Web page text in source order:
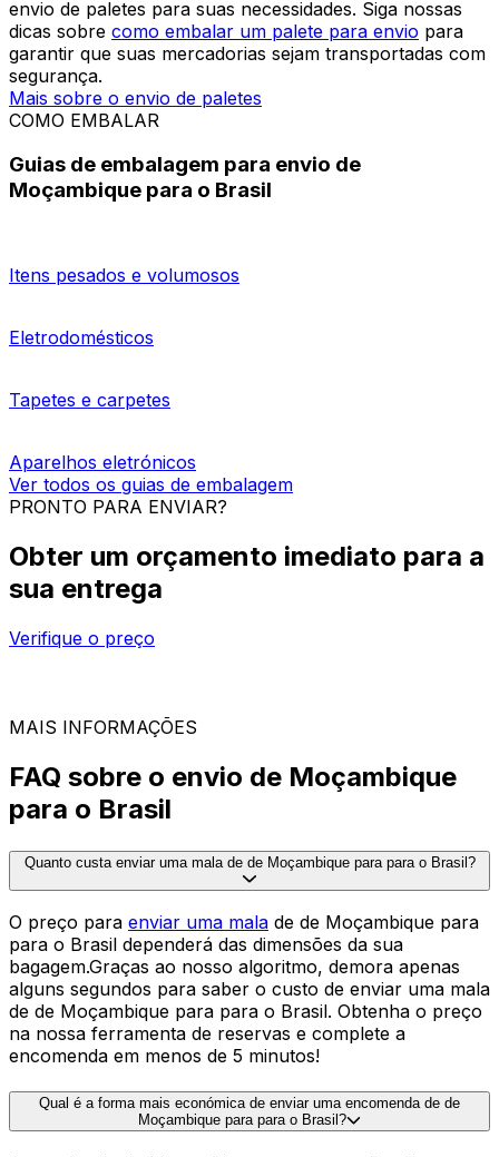
pertences durante a viagem, garantindo que sua
bagagem chegue intacta.
Mais sobre o envio de bagagem
Transporte de carga de Moçambique para o
Brasil
A Eurosender oferece envio de paletes de Moçambique
para o Brasil e outros destinos internacionais para
empresas e indivíduos. Nossa plataforma fácil de usar
envio de paletes para suas necessidades. Siga nossas
segurança.
Moçambique para o Brasil
Itens pesados e volumosos
Eletrodomésticos
Aparelhos eletrónicos
PRONTO PARA ENVIAR?
Obter um orçamento imediato para a
sua entrega
30.000+
opiniões
& outros sites
MAIS INFORMAÇÕES
FAQ sobre o envio de Moçambique
para o Brasil
Quanto custa enviar uma mala de de Moçambique para para o Brasil?